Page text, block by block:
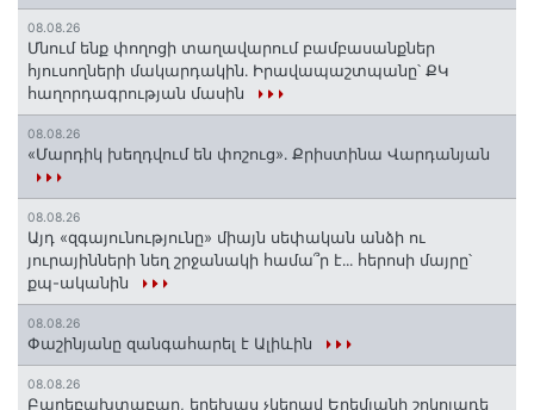
08.08.26
Մնում ենք փողոցի տաղավարում բամբասանքներ
հյուսողների մակարդակին․ Իրավապաշտպանը՝ ՔԿ
հաղորդագրության մասին
08.08.26
«Մարդիկ խեղդվում են փոշուց»․ Քրիստինա Վարդանյան
08.08.26
Այդ «զգայունությունը» միայն սեփական անձի ու
յուրայինների նեղ շրջանակի համա՞ր է․․․ հերոսի մայրը՝
քպ-ականին
08.08.26
Փաշինյանը զանգահարել է Ալիևին
08.08.26
Բարեբախտաբար, երեխաս չկերավ Երեմյանի շոկոլադե